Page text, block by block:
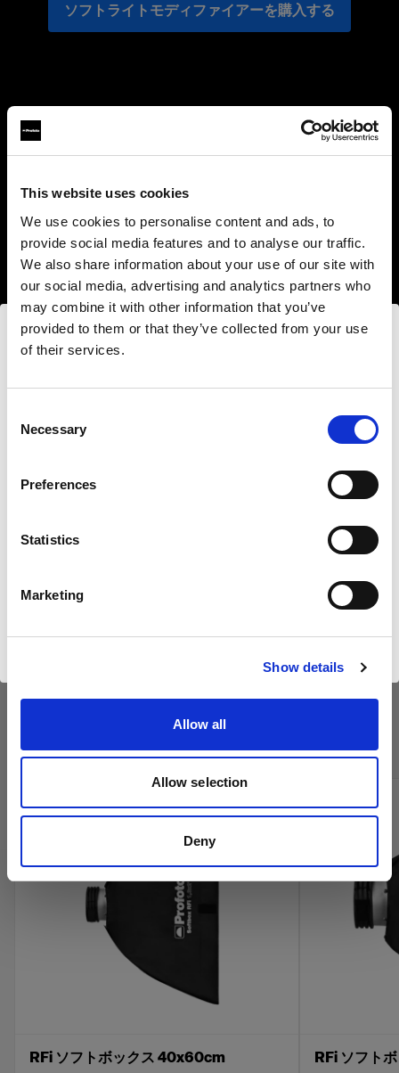
This website uses cookies
We use cookies to personalise content and ads, to
provide social media features and to analyse our traffic.
We also share information about your use of our site with
our social media, advertising and analytics partners who
may combine it with other information that you’ve
provided to them or that they’ve collected from your use
of their services.
Selection
Necessary
Preferences
Statistics
Marketing
Show details
Allow all
Allow selection
Deny
地域を変更しますか？
United Kingdom
言語
サイトにアクセス
ソフトライトモディファイアーを購入する
鮮明でコントロールされたハードライトを作ること
は、シーンのライティングにおいて重要な要素の一
つです。ここでは、リフレクター、ビューティーデ
ィッシュ、スヌート、バーンドアなど、クリエイテ
プロフォトのシネマ製品をオン
RFi ソフトボックス 40x60cm RFi ソフト